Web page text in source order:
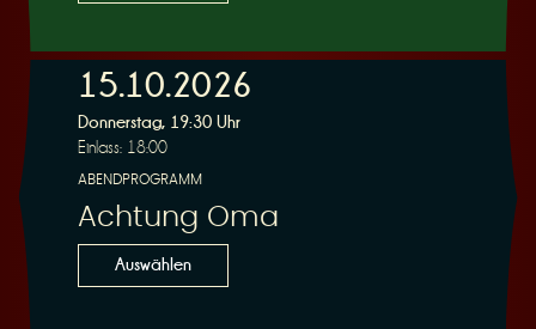
15.10.2026
Donnerstag, 19:30 Uhr
Einlass: 18:00
ABENDPROGRAMM
Achtung Oma
Auswählen